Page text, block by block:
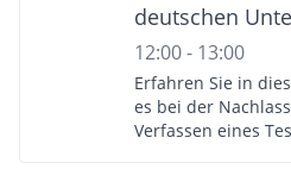
deutschen
12:00 - 13:00
Erfahren Sie in
es bei der
Verfassen eines